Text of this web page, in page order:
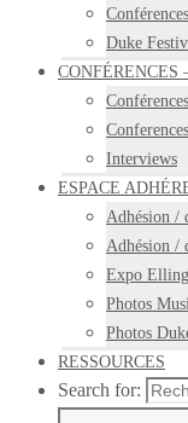
Duke
CONFÉRENCES
Interviews
ESPACE
Adhésion /
Adhésion /
Expo
Photos
Photos
RESSOURCES
Search for: